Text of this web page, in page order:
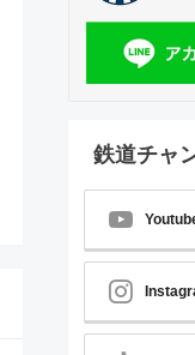
鉄道チャ